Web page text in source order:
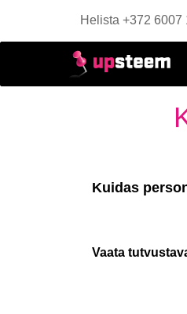
Helista +372 6007
Kuidas
Vaata